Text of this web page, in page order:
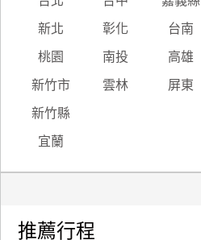
新北 彰化 台南
桃園 南投 高雄
新竹市 雲林 屏東
新竹縣
宜蘭
推薦行程